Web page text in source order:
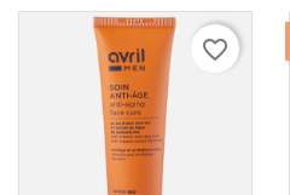
favorite_border